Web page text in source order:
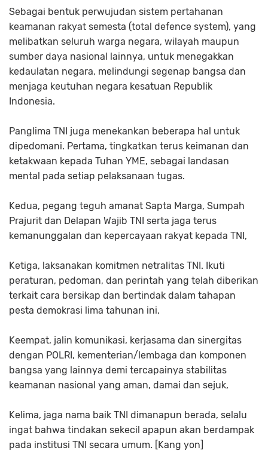
Sebagai bentuk perwujudan sistem pertahanan
keamanan rakyat semesta (total defence system), yang
melibatkan seluruh warga negara, wilayah maupun
sumber daya nasional lainnya, untuk menegakkan
kedaulatan negara, melindungi segenap bangsa dan
menjaga keutuhan negara kesatuan Republik
Indonesia.
Panglima TNI juga menekankan beberapa hal untuk
dipedomani. Pertama, tingkatkan terus keimanan dan
ketakwaan kepada Tuhan YME, sebagai landasan
mental pada setiap pelaksanaan tugas.
Kedua, pegang teguh amanat Sapta Marga, Sumpah
Prajurit dan Delapan Wajib TNI serta jaga terus
kemanunggalan dan kepercayaan rakyat kepada TNI,
Ketiga, laksanakan komitmen netralitas TNI. Ikuti
peraturan, pedoman, dan perintah yang telah diberikan
terkait cara bersikap dan bertindak dalam tahapan
pesta demokrasi lima tahunan ini,
Keempat, jalin komunikasi, kerjasama dan sinergitas
dengan POLRI, kementerian/lembaga dan komponen
bangsa yang lainnya demi tercapainya stabilitas
keamanan nasional yang aman, damai dan sejuk,
Kelima, jaga nama baik TNI dimanapun berada, selalu
ingat bahwa tindakan sekecil apapun akan berdampak
pada institusi TNI secara umum. [Kang yon]